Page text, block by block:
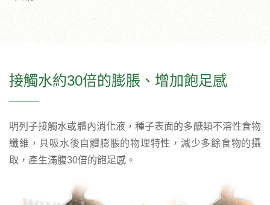
接觸水約30倍的膨脹、增加飽足感
明列子接觸水或體內消化液，種子表面的多醣類不溶性食物
纖維，具吸水後自體膨脹的物理特性，減少多餘食物的攝
取，產生滿腹30倍的飽足感。